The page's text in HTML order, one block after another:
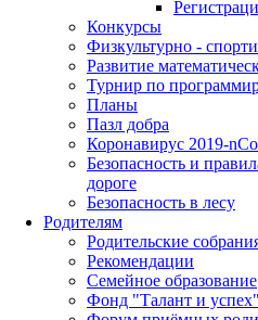
Конкурсы
Физкультурно -
Развитие
Турнир по
Планы
Пазл добра
Коронавирус 2019-
Безопасность и
дороге
Безопасность в лесу
Родителям
Родительские
Рекомендации
Семейное образование
Фонд "Талант и успех"